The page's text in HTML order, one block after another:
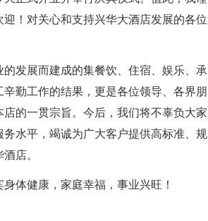
！对关心和支持兴华大酒店发展的各位
发展而建成的集餐饮、住宿、娱乐、承
勤工作的结果，更是各位领导、各界朋
的一贯宗旨。今后，我们将不辜负大家
水平，竭诚为广大客户提供高标准、规
店。
体健康，家庭幸福，事业兴旺！